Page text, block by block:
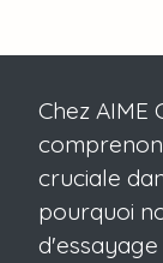
Chez AIME
cruciale
pourquoi